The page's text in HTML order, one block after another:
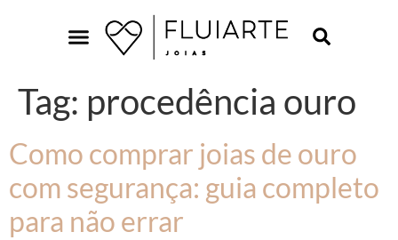
Tag: procedência ouro
Como comprar joias de ouro
com segurança: guia completo
para não errar